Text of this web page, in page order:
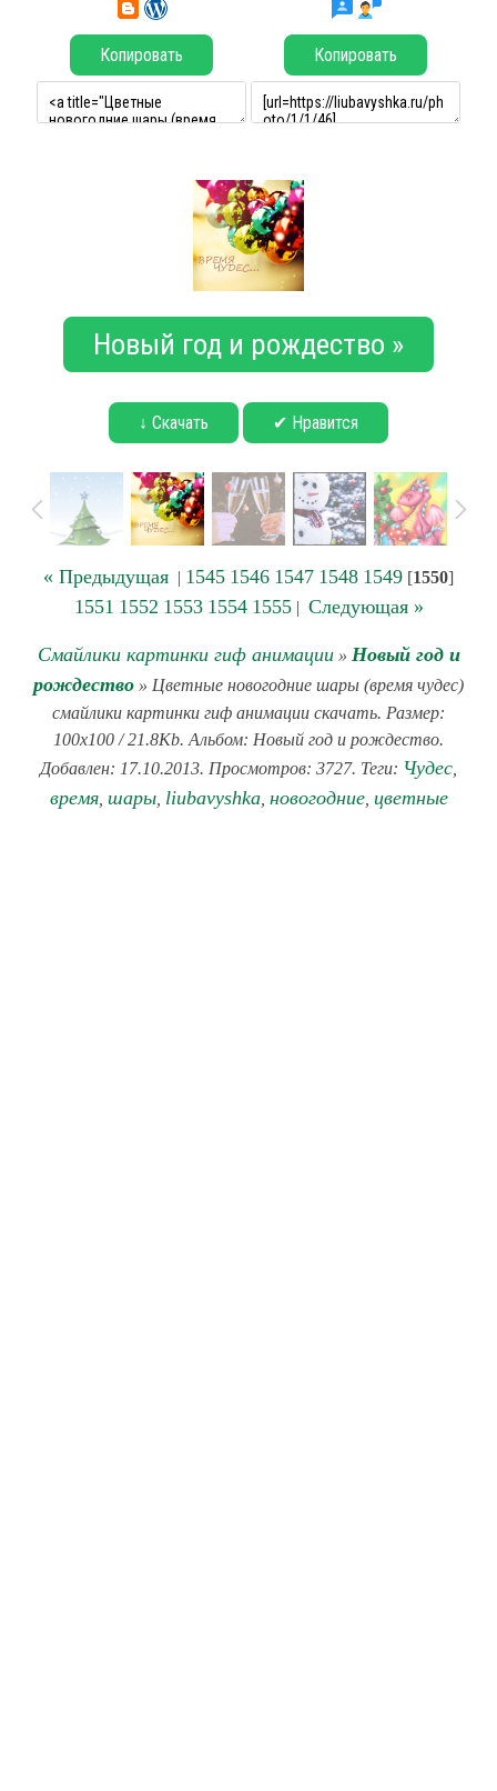
Копировать Копировать
Новый год и рождество »
↓ Скачать ✔ Нравится
« Предыдущая | 1545 1546 1547 1548 1549 [1550]
1551 1552 1553 1554 1555| Следующая »
Смайлики картинки гиф анимации» Новый год и
рождество » Цветные новогодние шары (время чудес)
смайлики картинки гиф анимации скачать. Размер:
100x100 / 21.8Kb. Альбом: Новый год и рождество.
Добавлен: 17.10.2013. Просмотров: 3727. Теги: Чудес
время, шары, liubavyshka, новогодние, цветные